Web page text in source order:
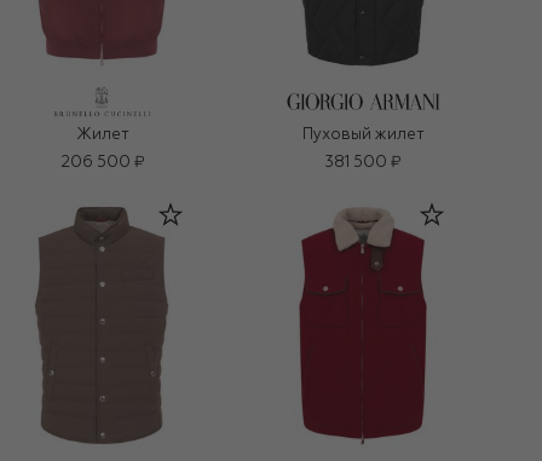
Жилет
206 500 ₽
Пуховый жилет
381 500 ₽